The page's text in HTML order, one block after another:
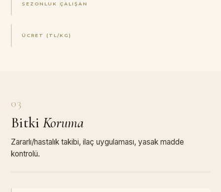
SEZONLUK ÇALIŞAN
ÜCRET (TL/KG)
03
Bitki Koruma
Zararlı/hastalık takibi, ilaç uygulaması, yasak madde
kontrolü.